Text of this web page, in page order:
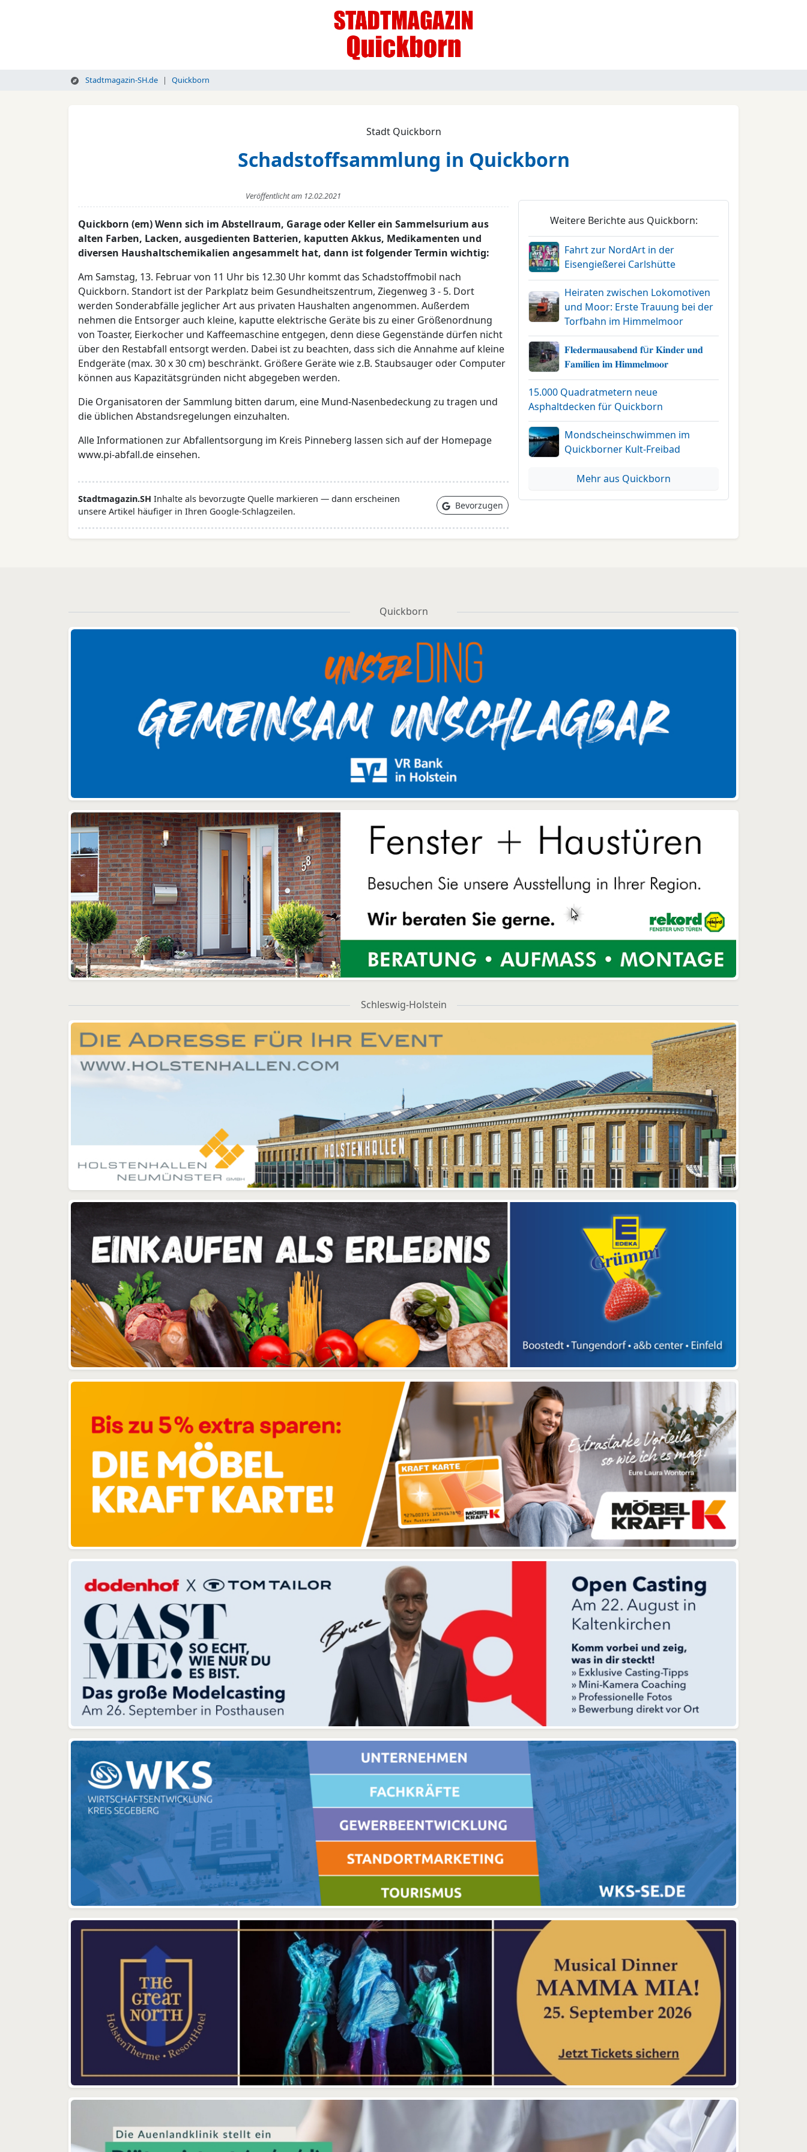
Stadtmagazin-SH.de Quickborn
Stadt Quickborn
Schadstoffsammlung in Quickborn
Veröffentlicht am 12.02.2021
Quickborn (em) Wenn sich im Abstellraum, Garage oder Keller ein Sammelsurium aus
alten Farben, Lacken, ausgedienten Batterien, kaputten Akkus, Medikamenten und
diversen Haushaltschemikalien angesammelt hat, dann ist folgender Termin wichtig:
Am Samstag, 13. Februar von 11 Uhr bis 12.30 Uhr kommt das Schadstoffmobil nach
Quickborn. Standort ist der Parkplatz beim Gesundheitszentrum, Ziegenweg 3 - 5. Dort
werden Sonderabfälle jeglicher Art aus privaten Haushalten angenommen. Außerdem
nehmen die Entsorger auch kleine, kaputte elektrische Geräte bis zu einer Größenordnung
von Toaster, Eierkocher und Kaffeemaschine entgegen, denn diese Gegenstände dürfen nicht
über den Restabfall entsorgt werden. Dabei ist zu beachten, dass sich die Annahme auf kleine
Endgeräte (max. 30 x 30 cm) beschränkt. Größere Geräte wie z.B. Staubsauger oder Computer
können aus Kapazitätsgründen nicht abgegeben werden.
Die Organisatoren der Sammlung bitten darum, eine Mund-Nasenbedeckung zu tragen und
die üblichen Abstandsregelungen einzuhalten.
Alle Informationen zur Abfallentsorgung im Kreis Pinneberg lassen sich auf der Homepage
www.pi-abfall.de einsehen.
Stadtmagazin.SH Inhalte als bevorzugte Quelle markieren — dann erscheinen
unsere Artikel häufiger in Ihren Google-Schlagzeilen.
Bevorzugen
Weitere Berichte aus Quickborn:
Fahrt zur NordArt in der
Eisengießerei Carlshütte
Heiraten zwischen Lokomotiven
und Moor: Erste Trauung bei der
Torfbahn im Himmelmoor
𝐅𝐥𝐞𝐝𝐞𝐫𝐦𝐚𝐮𝐬𝐚𝐛𝐞𝐧𝐝 𝐟ü𝐫 𝐊𝐢𝐧𝐝𝐞𝐫 𝐮𝐧𝐝
𝐅𝐚𝐦𝐢𝐥𝐢𝐞𝐧 𝐢𝐦 𝐇𝐢𝐦𝐦𝐞𝐥𝐦𝐨𝐨𝐫
15.000 Quadratmetern neue
Asphaltdecken für Quickborn
Mondscheinschwimmen im
Quickborner Kult-Freibad
Mehr aus Quickborn
Quickborn
Schleswig-Holstein